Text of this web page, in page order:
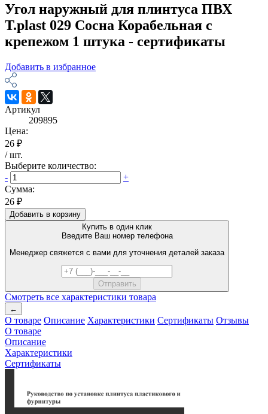
Угол наружный для плинтуса ПВХ
T.plast 029 Сосна Корабельная с
крепежом 1 штука - сертификаты
Добавить в избранное
Артикул
209895
Цена:
26 ₽
/шт.
Выберите количество:
-
+
Сумма:
26 ₽
Добавить в корзину
Купить в один клик
Введите Ваш номер телефона
Менеджер свяжется с вами для уточнения деталей заказа
Смотреть все характеристики товара
←
О товаре Описание Характеристики Сертификаты Отзывы
О товаре
Описание
Характеристики
Сертификаты